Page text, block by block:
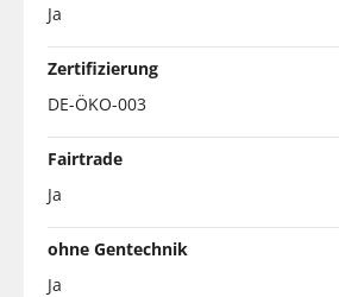
Ja
Zertifizierung
DE-ÖKO-003
Fairtrade
Ja
ohne Gentechnik
Ja